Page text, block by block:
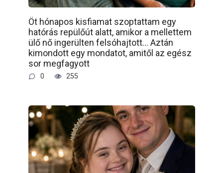
Öt hónapos kisfiamat szoptattam egy
hatórás repülőút alatt, amikor a mellettem
ülő nő ingerülten felsóhajtott… Aztán
kimondott egy mondatot, amitől az egész
sor megfagyott
0 255